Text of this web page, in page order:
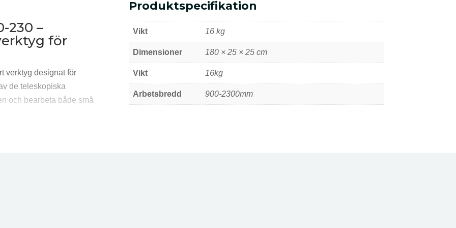
230 –
för
verktyg designat för
de teleskopiska
och bearbeta både små
gör
Produktspecifikation
Ytterligare information
Vikt 16 kg
Dimensioner 180 × 25 × 25 cm
Vikt 16kg
Arbetsbredd 900-2300mm